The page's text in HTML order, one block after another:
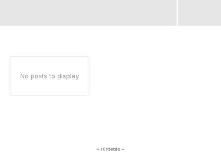
No posts to display
- Hirdetés -